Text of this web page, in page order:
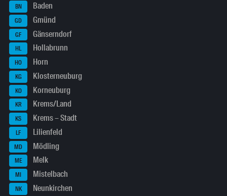
BN Baden
GD Gmünd
GF Gänserndorf
HL Hollabrunn
HO Horn
KG Klosterneuburg
KO Korneuburg
KR Krems/Land
KS Krems – Stadt
LF Lilienfeld
MD Mödling
ME Melk
MI Mistelbach
NK Neunkirchen